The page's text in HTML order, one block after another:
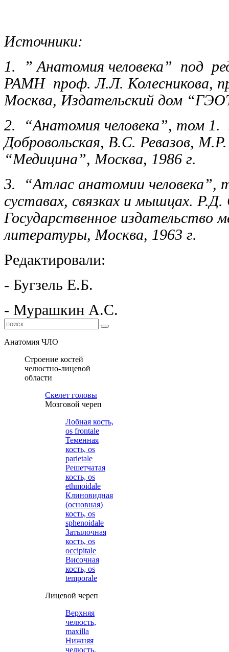
Источники:
1. ” Анатомия человека” под
РАМН проф. Л.Л. Колесникова,
Москва, Издательский дом
2. “Анатомия человека”, том
Добровольская, В.С. Ревазов,
“Медицина”, Москва, 1986 г.
3. “Атлас анатомии человека”,
суставах, связках и мышцах. Р.Д.
Государственное издательство
литературы, Москва, 1963 г.
Редактировали:
- Бугзель Е.Б.
- Мурашкин А.С.
Анатомия ЧЛО
Строение костей
челюстно-лицевой
области
Cкелет головы
Мозговой череп
Лобная кость,
os frontale
Теменная
кость, os
parietale
Решетчатая
кость, os
ethmoidale
Клиновидная
(основная)
кость, os
sphenoidale
Затылочная
кость, os
occipitale
Височная
кость, os
temporale
Лицевой череп
Верхняя
челюсть,
maxilla
Нижняя
челюсть,